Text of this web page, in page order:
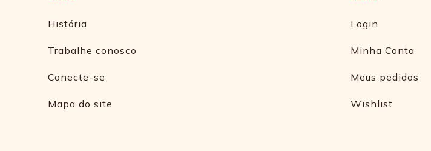
História
Trabalhe conosco
Conecte-se
Mapa do site
Login
Minha Conta
Meus pedidos
Wishlist